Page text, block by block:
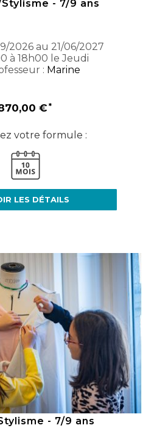
- 7/9 ans
2026 au 21/06/2027
à 18h00 le Jeudi
: Marine
€
votre formule :
LES DÉTAILS
- 7/9 ans